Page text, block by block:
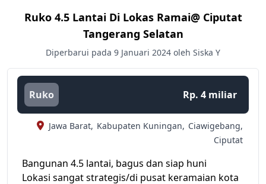
Ruko 4.5 Lantai Di Lokas Ramai@ Ciputat
Tangerang Selatan
Diperbarui pada 9 Januari 2024 oleh Siska Y
Ruko Rp. 4 miliar
Jawa Barat, Kabupaten Kuningan, Ciawigebang,
Ciputat
Bangunan 4.5 lantai, bagus dan siap huni
Lokasi sangat strategis/di pusat keramaian kota